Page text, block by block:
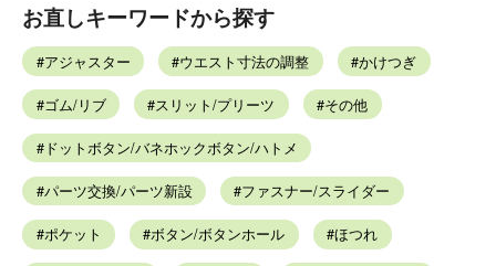
お直しキーワードから探す
アジャスター ウエスト寸法の調整 かけつぎ
ゴム/リブ スリット/プリーツ その他
ドットボタン/バネホックボタン/ハトメ
パーツ交換/パーツ新設 ファスナー/スライダー
ポケット ボタン/ボタンホール ほつれ